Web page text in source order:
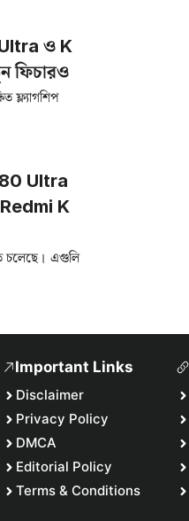
ও K
ফিচারও
ফ্ল্যাগশিপ
Ultra
Redmi K
চলেছে। এগুলি
Important Links
Disclaimer
Privacy Policy
DMCA
Editorial Policy
Terms & Conditions